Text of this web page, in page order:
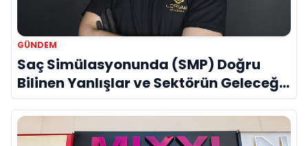
GÜNDEM
Saç Simülasyonunda (SMP) Doğru
Bilinen Yanlışlar ve Sektörün Geleceği:
Onur Akdeniz ile Özel Röportaj